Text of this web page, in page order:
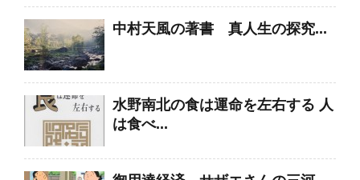
中村天風の著書 真人生の探究...
水野南北の食は運命を左右する 人
は食べ...